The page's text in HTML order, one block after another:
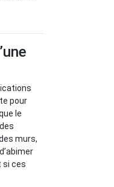
pour
le
murs,
si ces